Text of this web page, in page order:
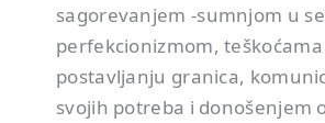
sagorevanjem -sumnjom u
perfekcionizmom, teškoćama
postavljanju granica,
svojih potreba i donošenjem